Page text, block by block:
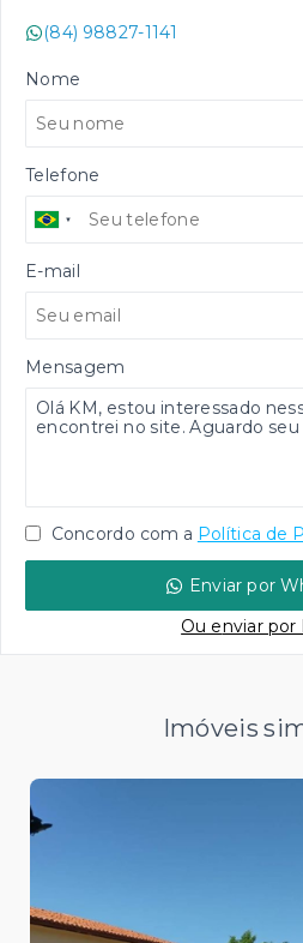
(84) 98827-1141
Nome
Telefone
E-mail
Mensagem
Concordo com a Política de
Enviar por
Ou enviar por
Imóveis